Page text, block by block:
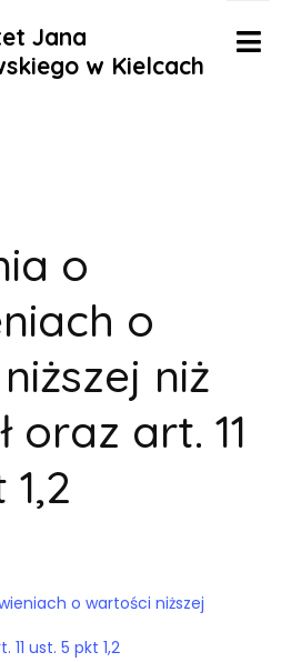
Jana
w Kielcach
o
o
niż
oraz art. 11
o wartości niższej
11 ust. 5 pkt 1,2